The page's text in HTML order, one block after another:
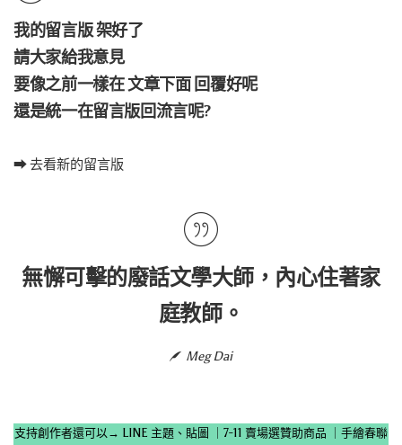
我的留言版 架好了
請大家給我意見
要像之前一樣在 文章下面 回覆好呢
還是統一在留言版回流言呢?
➡ 去看新的留言版
無懈可擊的廢話文學大師，內心住著家
庭教師。
Meg Dai
支持創作者還可以→ LINE 主題、貼圖 7-11 賣場選贊助商品
手繪春聯